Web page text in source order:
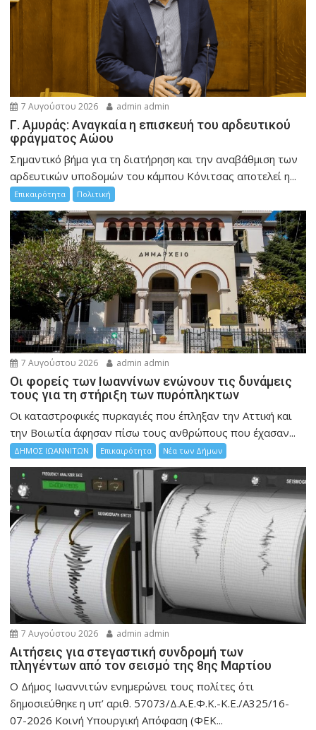
7 Αυγούστου 2026 admin admin
Γ. Αμυράς: Αναγκαία η επισκευή του αρδευτικού
φράγματος Αώου
Σημαντικό βήμα για τη διατήρηση και την αναβάθμιση των
αρδευτικών υποδομών του κάμπου Κόνιτσας αποτελεί η...
Επικαιρότητα Πολιτική
7 Αυγούστου 2026 admin admin
Οι φορείς των Ιωαννίνων ενώνουν τις δυνάμεις
τους για τη στήριξη των πυρόπληκτων
Οι καταστροφικές πυρκαγιές που έπληξαν την Αττική και
την Bοιωτία άφησαν πίσω τους ανθρώπους που έχασαν...
ΔΗΜΟΣ ΙΩΑΝΝΙΤΩΝ Επικαιρότητα Νέα των Δήμων
7 Αυγούστου 2026 admin admin
Αιτήσεις για στεγαστική συνδρομή των
πληγέντων από τον σεισμό της 8ης Μαρτίου
Ο Δήμος Ιωαννιτών ενημερώνει τους πολίτες ότι
δημοσιεύθηκε η υπ’ αριθ. 57073/Δ.Α.Ε.Φ.Κ.-Κ.Ε./Α325/16-
07-2026 Κοινή Υπουργική Απόφαση (ΦΕΚ...